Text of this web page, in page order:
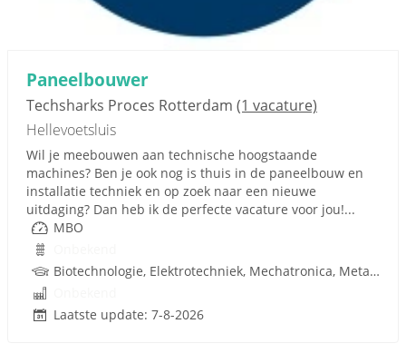
Paneelbouwer
Techsharks Proces Rotterdam (1 vacature)
Hellevoetsluis
Wil je meebouwen aan technische hoogstaande
machines? Ben je ook nog is thuis in de paneelbouw en
installatie techniek en op zoek naar een nieuwe
uitdaging? Dan heb ik de perfecte vacature voor jou!...
MBO
Biotechnologie, Elektrotechniek, Mechatronica, Metaal, Techniek, Rijbewijs
Laatste update: 7-8-2026